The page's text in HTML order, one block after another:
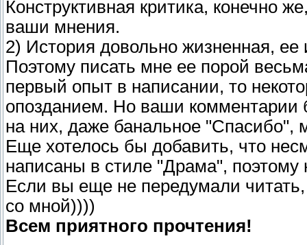
Конструктивная критика, конечно
ваши мнения.
2) История довольно жизненная,
Поэтому писать мне ее порой
первый опыт в написании, то
опозданием. Но ваши комментарии
на них, даже банальное "Спасибо",
Еще хотелось бы добавить, что
написаны в стиле "Драма", поэтому
Если вы еще не передумали
со мной))))
Всем приятного прочтения!